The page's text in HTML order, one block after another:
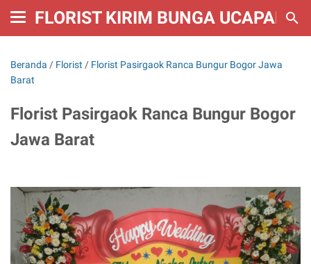
FLORIST KIRIM BUNGA UCAPAN
Beranda / Florist / Florist Pasirgaok Ranca Bungur Bogor Jawa
Barat
Florist Pasirgaok Ranca Bungur Bogor
Jawa Barat